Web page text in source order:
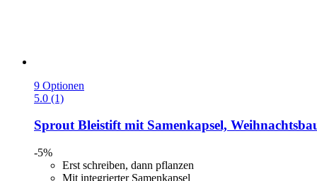
9 Optionen
5.0 (1)
SproutBleistift mit Samenkapsel,
-5%
Erst schreiben, dann pflanzen
Mit integrierter Samenkapsel